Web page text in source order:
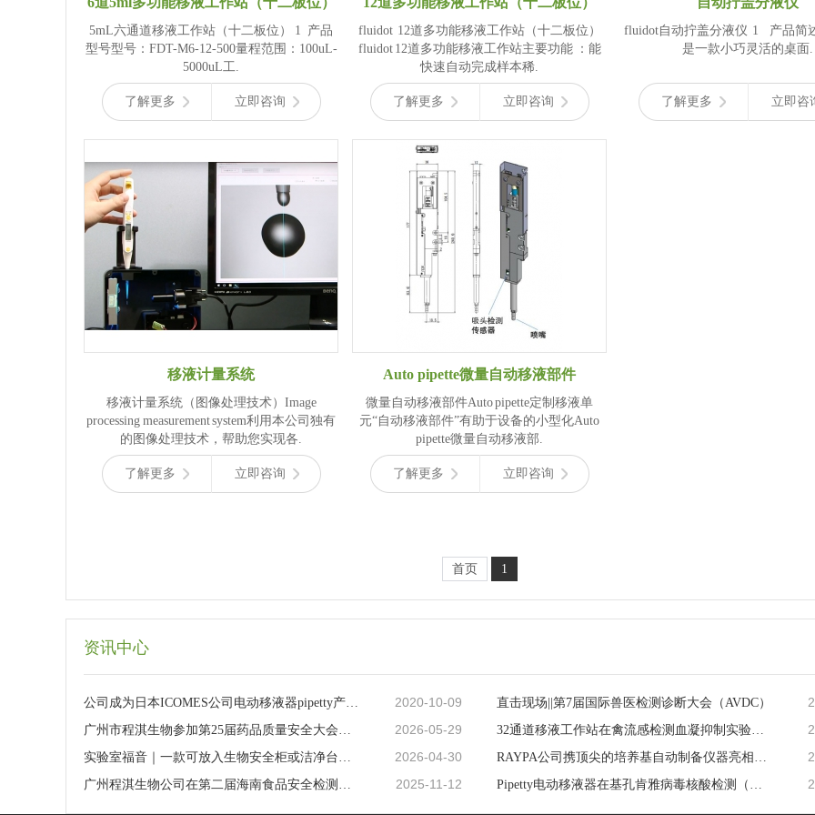
5mL六通道移液工作站（十二板位） 1 产品
型号型号：FDT-M6-12-500量程范围：100uL-
5000uL工.
了解更多 立即咨询
fluidot 12道多功能移液工作站（十二板位）
fluidot 12道多功能移液工作站主要功能 ：能
快速自动完成样本稀.
了解更多 立即咨询
fluidot自动拧盖分液仪 1 产品简
是一款小巧灵活的桌面.
了解更多 立即咨
移液计量系统
移液计量系统（图像处理技术）Image
processing measurement system利用本公司独有
的图像处理技术，帮助您实现各.
了解更多 立即咨询
Auto pipette微量自动移液部件
微量自动移液部件Auto pipette定制移液单
元“自动移液部件”有助于设备的小型化Auto
pipette微量自动移液部.
了解更多 立即咨询
首页 1
资讯中心
公司成为日本ICOMES公司电动移液器pipetty产品中国区总代理 2020-10-09 直击现场||第7届国际兽医检测诊断大会（AVDC）
广州市程淇生物参加第25届药品质量安全大会暨展览会精彩回顾 2026-05-29 32通道移液工作站在禽流感检测血凝抑制实验（HI实验)中的应用
实验室福音｜一款可放入生物安全柜或洁净台的小型自动移液工作站 2026-04-30 RAYPA公司携顶尖的培养基自动制备仪器亮相2026 analytica
广州程淇生物公司在第二届海南食品安全检测技术研讨会的精彩回顾 2025-11-12 Pipetty电动移液器在基孔肯雅病毒核酸检测（实时荧光-PCR）中的应用